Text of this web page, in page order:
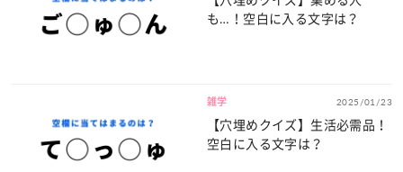
も…！空白に入る文字は？
雑学 2025/01/23
【穴埋めクイズ】生活必需品！
空白に入る文字は？